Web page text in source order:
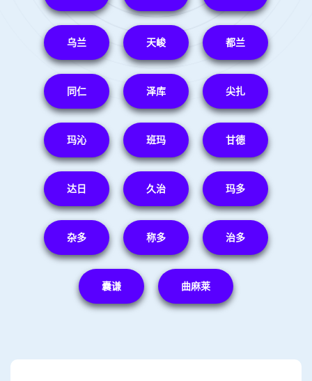
乌兰 天峻 都兰
同仁 泽库 尖扎
玛沁 班玛 甘德
达日 久治 玛多
杂多 称多 治多
囊谦 曲麻莱